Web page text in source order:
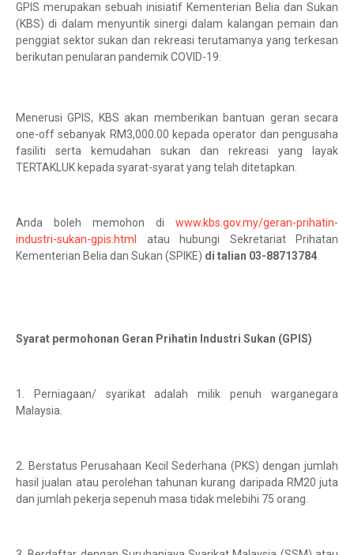
GPIS merupakan sebuah inisiatif Kementerian Belia dan Sukan
(KBS) di dalam menyuntik sinergi dalam kalangan pemain dan
penggiat sektor sukan dan rekreasi terutamanya yang terkesan
berikutan penularan pandemik COVID-19.
Menerusi GPIS, KBS akan memberikan bantuan geran secara
one-off sebanyak RM3,000.00 kepada operator dan pengusaha
fasiliti serta kemudahan sukan dan rekreasi yang layak
TERTAKLUK kepada syarat-syarat yang telah ditetapkan.
Anda boleh memohon di www.kbs.gov.my/geran-prihatin-
industri-sukan-gpis.html
atau hubungi Sekretariat Prihatan
Kementerian Belia dan Sukan (SPIKE) di talian 03-88713784
Syarat permohonan Geran Prihatin Industri Sukan (GPIS)
1. Perniagaan/ syarikat adalah milik penuh warganegara
Malaysia.
2. Berstatus Perusahaan Kecil Sederhana (PKS) dengan jumlah
hasil jualan atau perolehan tahunan kurang daripada RM20 juta
dan jumlah pekerja sepenuh masa tidak melebihi 75 orang.